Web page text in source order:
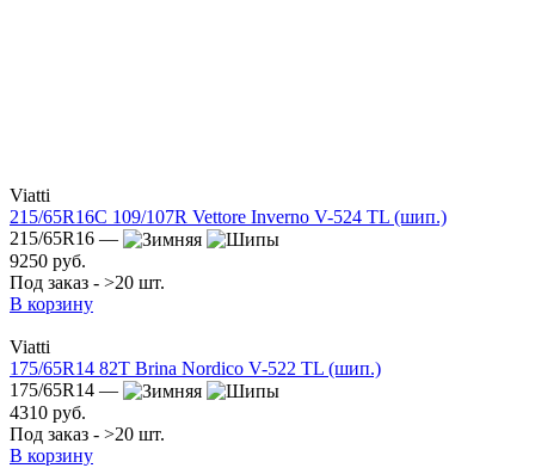
Viatti
215/65R16C 109/107R Vettore Inverno V-524 TL (шип.)
215/65R16 —
9250 руб.
Под заказ - >20 шт.
В корзину
Viatti
175/65R14 82T Brina Nordico V-522 TL (шип.)
175/65R14 —
4310 руб.
Под заказ - >20 шт.
В корзину